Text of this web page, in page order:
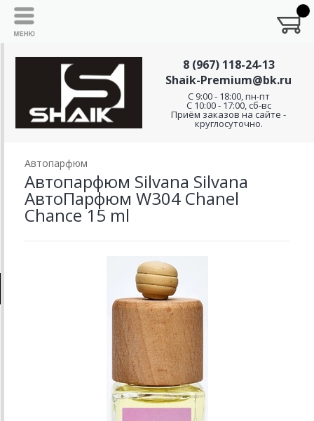
8 (967) 118-24-13
Shaik-Premium@bk.ru
C 9:00 - 18:00, пн-пт
С 10:00 - 17:00, сб-вс
Приём заказов на сайте -
круглосуточно.
Автопарфюм
Автопарфюм Silvana Silvana
АвтоПарфюм W304 Chanel
Chance 15 ml